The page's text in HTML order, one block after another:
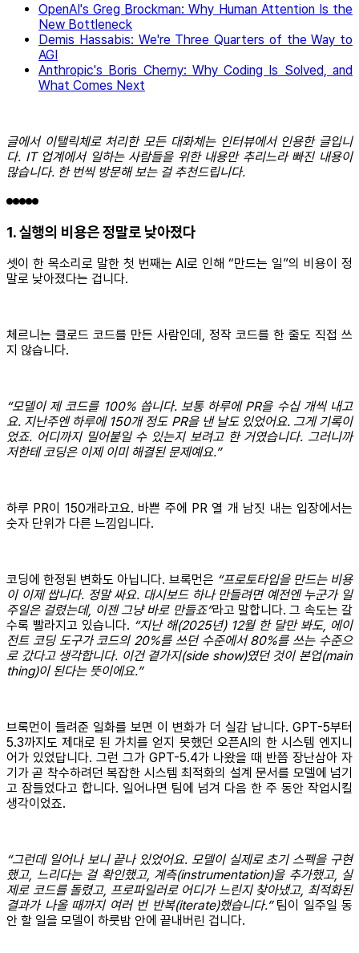
OpenAI's Greg Brockman: Why Human Attention Is the
New Bottleneck
Demis Hassabis: We're Three Quarters of the Way to
AGI
Anthropic's Boris Cherny: Why Coding Is Solved, and
What Comes Next
글에서 이탤릭체로 처리한 모든 대화체는 인터뷰에서 인용한 글입니
다. IT 업계에서 일하는 사람들을 위한 내용만 추리느라 빠진 내용이
많습니다. 한 번씩 방문해 보는 걸 추천드립니다.
1. 실행의 비용은 정말로 낮아졌다
셋이 한 목소리로 말한 첫 번째는 AI로 인해 “만드는 일”의 비용이 정
말로 낮아졌다는 겁니다.
체르니는 클로드 코드를 만든 사람인데, 정작 코드를 한 줄도 직접 쓰
지 않습니다.
“모델이 제 코드를 100% 씁니다. 보통 하루에 PR을 수십 개씩 내고
요. 지난주엔 하루에 150개 정도 PR을 낸 날도 있었어요. 그게 기록이
었죠. 어디까지 밀어붙일 수 있는지 보려고 한 거였습니다. 그러니까
저한테 코딩은 이제 이미 해결된 문제예요.”
하루 PR이 150개라고요. 바쁜 주에 PR 열 개 남짓 내는 입장에서는
숫자 단위가 다른 느낌입니다.
코딩에 한정된 변화도 아닙니다. 브록먼은 “프로토타입을 만드는 비용
이 이제 쌉니다. 정말 싸요. 대시보드 하나 만들려면 예전엔 누군가 일
주일은 걸렸는데, 이젠 그냥 바로 만들죠”라고 말합니다. 그 속도는 갈
수록 빨라지고 있습니다. “지난 해(2025년) 12월 한 달만 봐도, 에이
전트 코딩 도구가 코드의 20%를 쓰던 수준에서 80%를 쓰는 수준으
로 갔다고 생각합니다. 이건 곁가지(side show)였던 것이 본업(main
thing)이 된다는 뜻이에요.”
브록먼이 들려준 일화를 보면 이 변화가 더 실감 납니다. GPT-5부터
5.3까지도 제대로 된 가치를 얻지 못했던 오픈AI의 한 시스템 엔지니
어가 있었답니다. 그런 그가 GPT-5.4가 나왔을 때 반쯤 장난삼아 자
기가 곧 착수하려던 복잡한 시스템 최적화의 설계 문서를 모델에 넘기
고 잠들었다고 합니다. 일어나면 팀에 넘겨 다음 한 주 동안 작업시킬
생각이었죠.
“그런데 일어나 보니 끝나 있었어요. 모델이 실제로 초기 스펙을 구현
했고, 느리다는 걸 확인했고, 계측(instrumentation)을 추가했고, 실
제로 코드를 돌렸고, 프로파일러로 어디가 느린지 찾아냈고, 최적화된
결과가 나올 때까지 여러 번 반복(iterate)했습니다.”팀이 일주일 동
안 할 일을 모델이 하룻밤 안에 끝내버린 겁니다.